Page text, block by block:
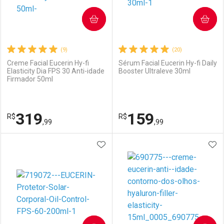
Comprar sem Desconto
Por R$ 129,99/cada
Por R$ 129,99/cada
Comprar sem Desconto
Por R$ 94,80/cada
Por R$ 94,80/cada
(9)
Creme Facial Eucerin Hy-fi
Elasticity Dia FPS 30 Anti-idade
Firmador 50ml
R$319,99
COMPRAR
Laboratório
Por Menos
(20)
Sérum Facial Eucerin Hy-fi Daily
Booster Ultraleve 30ml
R$159,99
COMPRAR
Laboratório
Por Menos
ADICIONAR AOS FAVORITOS